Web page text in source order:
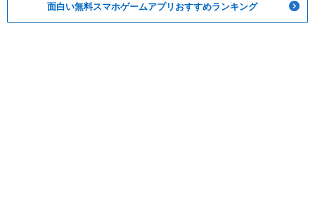
面白い無料スマホゲームアプリおすすめランキング